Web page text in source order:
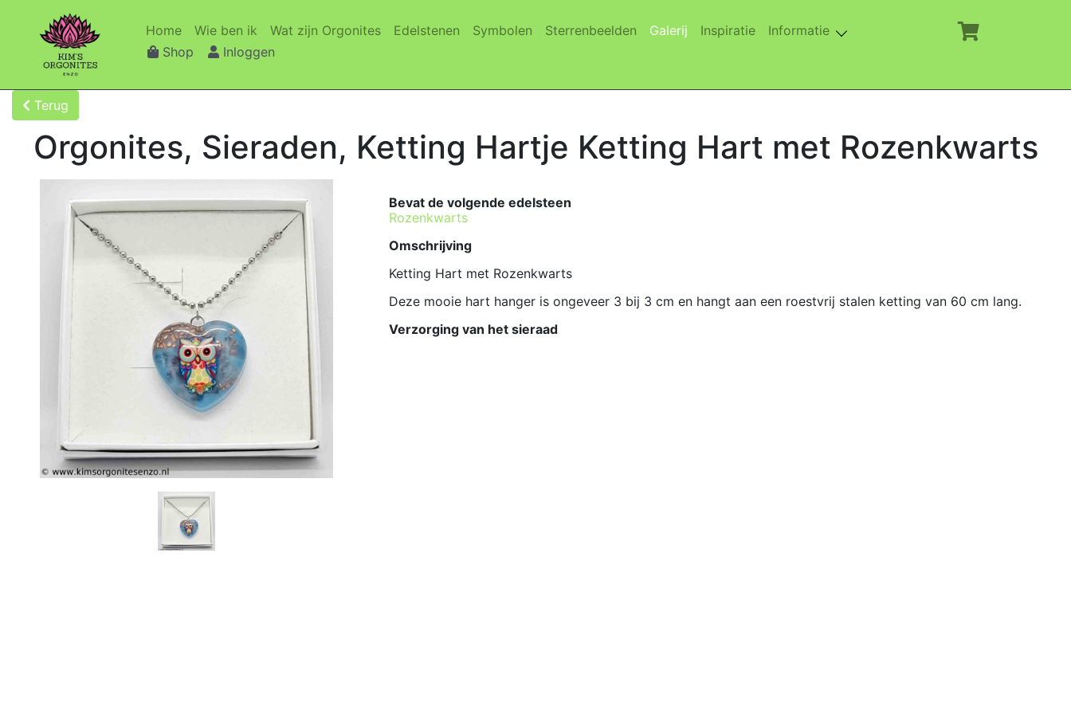
Home(current)
Wie ben ik (current)
Wat zijn Orgonites(current)
Edelstenen (current)
Symbolen (current)
Sterrenbeelden (current)
Galerij (current)
Inspiratie(current)
Informatie
Shop
Inloggen
Terug
Orgonites, Sieraden, Ketting Hartje Ketting Hart met Rozenkwarts
Bevat de volgende edelsteen
Rozenkwarts
Omschrijving
Ketting Hart met Rozenkwarts
Deze mooie hart hanger is ongeveer 3 bij 3 cm en hangt aan een roestvrij stalen ketting van 60 cm lang.
Verzorging van het sieraad